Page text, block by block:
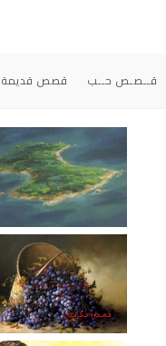
قــصـص حــب قصص قديمة